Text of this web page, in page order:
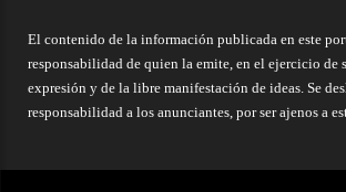
El contenido de la información publicada en este
responsabilidad de quien la emite, en el ejercicio de
expresión y de la libre manifestación de ideas. Se
responsabilidad a los anunciantes, por ser ajenos a